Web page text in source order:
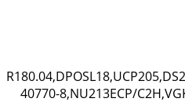
40770-8,NU213ECP/